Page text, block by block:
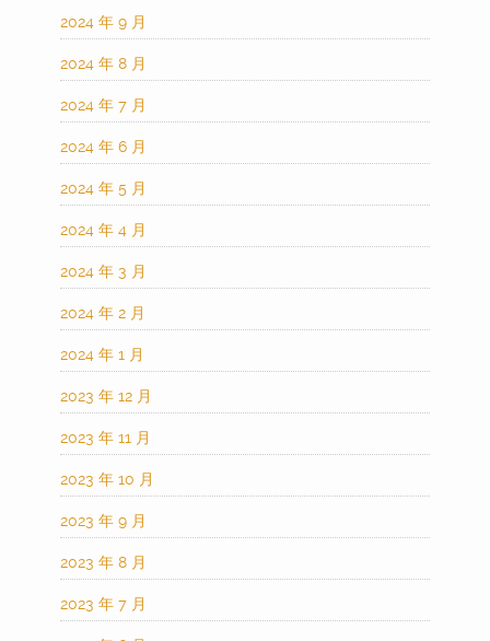
2024 年 9 月
2024 年 8 月
2024 年 7 月
2024 年 6 月
2024 年 5 月
2024 年 4 月
2024 年 3 月
2024 年 2 月
2024 年 1 月
2023 年 12 月
2023 年 11 月
2023 年 10 月
2023 年 9 月
2023 年 8 月
2023 年 7 月